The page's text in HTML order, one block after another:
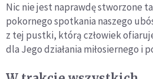
Nic nie jest naprawdę stworzone
pokornego spotkania naszego
z tej pustki, którą człowiek
dla Jego działania miłosiernego i